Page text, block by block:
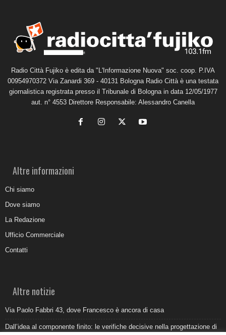
Radio Città Fujiko è edita da "L'Informazione Nuova" soc. coop. P.IVA
00954970372 Via Zanardi 369 - 40131 Bologna Radio Città è una testata
giornalistica registrata presso il Tribunale di Bologna in data 12/05/1977
aut. n° 4553 Direttore Responsabile: Alessandro Canella
Altre informazioni
Chi siamo
Dove siamo
La Redazione
Ufficio Commerciale
Contatti
Altre notizie
Via Paolo Fabbri 43, dove Francesco è ancora di casa
Dall’idea al componente finito: le verifiche decisive nella progettazione di